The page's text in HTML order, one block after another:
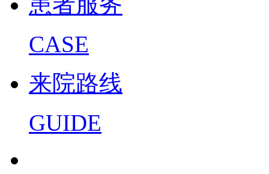
CASE
来院路线
GUIDE